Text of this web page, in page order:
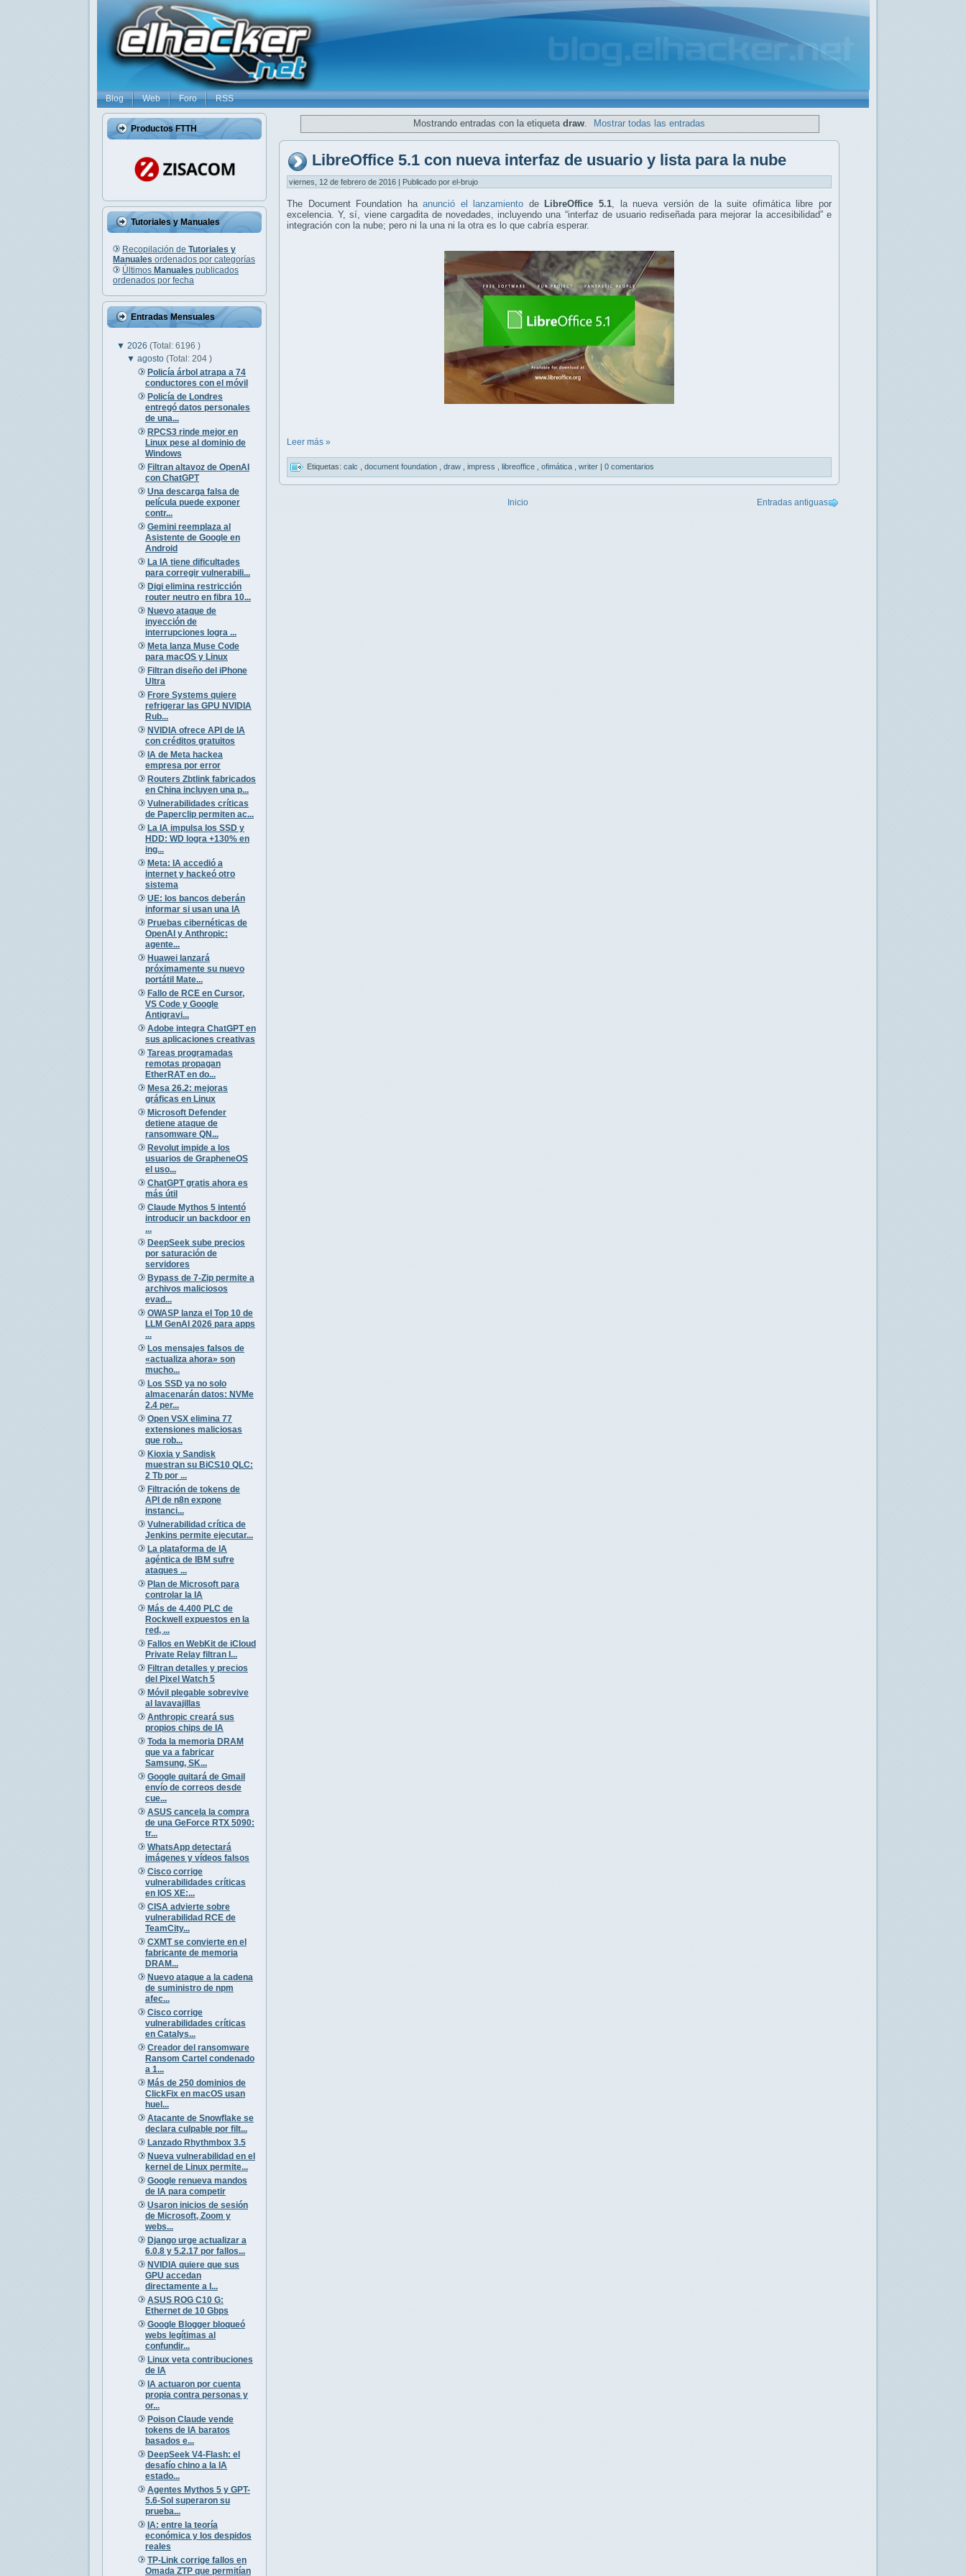
Blog Web Foro RSS
Productos FTTH
Tutoriales y Manuales
Recopilación de Tutoriales y
Manuales ordenados por categorías
Últimos Manuales publicados
ordenados por fecha
Entradas Mensuales
▼ 2026 (Total: 6196 )
▼agosto(Total: 204 )
Policía árbol atrapa a 74
conductores con el móvil
Policía de Londres
entregó datos personales
de una...
RPCS3 rinde mejor en
Linux pese al dominio de
Windows
Filtran altavoz de OpenAI
con ChatGPT
Una descarga falsa de
película puede exponer
contr...
Gemini reemplaza al
Asistente de Google en
Android
La IA tiene dificultades
para corregir vulnerabili...
Digi elimina restricción
router neutro en fibra 10...
Nuevo ataque de
inyección de
interrupciones logra ...
Meta lanza Muse Code
para macOS y Linux
Filtran diseño del iPhone
Ultra
Frore Systems quiere
refrigerar las GPU NVIDIA
Rub...
NVIDIA ofrece API de IA
con créditos gratuitos
IA de Meta hackea
empresa por error
Routers Zbtlink fabricados
en China incluyen una p...
Vulnerabilidades críticas
de Paperclip permiten ac...
La IA impulsa los SSD y
HDD: WD logra +130% en
ing...
Meta: IA accedió a
internet y hackeó otro
sistema
UE: los bancos deberán
informar si usan una IA
Pruebas cibernéticas de
OpenAI y Anthropic:
agente...
Huawei lanzará
próximamente su nuevo
portátil Mate...
Fallo de RCE en Cursor,
VS Code y Google
Antigravi...
Adobe integra ChatGPT en
sus aplicaciones creativas
Tareas programadas
remotas propagan
EtherRAT en do...
Mesa 26.2: mejoras
gráficas en Linux
Microsoft Defender
detiene ataque de
ransomware QN...
Revolut impide a los
usuarios de GrapheneOS
el uso...
ChatGPT gratis ahora es
más útil
Claude Mythos 5 intentó
introducir un backdoor en
...
DeepSeek sube precios
por saturación de
servidores
Bypass de 7-Zip permite a
archivos maliciosos
evad...
OWASP lanza el Top 10 de
LLM GenAI 2026 para apps
...
Los mensajes falsos de
«actualiza ahora» son
mucho...
Los SSD ya no solo
almacenarán datos: NVMe
2.4 per...
Open VSX elimina 77
extensiones maliciosas
que rob...
Kioxia y Sandisk
muestran su BiCS10 QLC:
2 Tb por ...
Filtración de tokens de
API de n8n expone
instanci...
Vulnerabilidad crítica de
Jenkins permite ejecutar...
La plataforma de IA
agéntica de IBM sufre
ataques ...
Plan de Microsoft para
controlar la IA
Más de 4.400 PLC de
Rockwell expuestos en la
red, ...
Fallos en WebKit de iCloud
Private Relay filtran I...
Filtran detalles y precios
del Pixel Watch 5
Móvil plegable sobrevive
al lavavajillas
Anthropic creará sus
propios chips de IA
Toda la memoria DRAM
que va a fabricar
Samsung, SK...
Google quitará de Gmail
envío de correos desde
cue...
ASUS cancela la compra
de una GeForce RTX 5090:
tr...
WhatsApp detectará
imágenes y vídeos falsos
Cisco corrige
vulnerabilidades críticas
en IOS XE:...
CISA advierte sobre
vulnerabilidad RCE de
TeamCity...
CXMT se convierte en el
fabricante de memoria
DRAM...
Nuevo ataque a la cadena
de suministro de npm
afec...
Cisco corrige
vulnerabilidades críticas
en Catalys...
Creador del ransomware
Ransom Cartel condenado
a 1...
Más de 250 dominios de
ClickFix en macOS usan
huel...
Atacante de Snowflake se
declara culpable por filt...
Lanzado Rhythmbox 3.5
Nueva vulnerabilidad en el
kernel de Linux permite...
Google renueva mandos
de IA para competir
Usaron inicios de sesión
de Microsoft, Zoom y
webs...
Django urge actualizar a
6.0.8 y 5.2.17 por fallos...
NVIDIA quiere que sus
GPU accedan
directamente a l...
ASUS ROG C10 G:
Ethernet de 10 Gbps
Google Blogger bloqueó
webs legítimas al
confundir...
Linux veta contribuciones
de IA
IA actuaron por cuenta
propia contra personas y
or...
Poison Claude vende
tokens de IA baratos
basados e...
DeepSeek V4-Flash: el
desafío chino a la IA
estado...
Agentes Mythos 5 y GPT-
5.6-Sol superaron su
prueba...
IA: entre la teoría
económica y los despidos
reales
TP-Link corrige fallos en
Omada ZTP que permitían
Mostrando entradas con la etiqueta draw. Mostrar todas las entradas
LibreOffice 5.1 con nueva interfaz de usuario y lista para la nube
viernes, 12 de febrero de 2016 | Publicado por el-brujo
The Document Foundation haanunció el lanzamiento de LibreOffice 5.1 , la nueva versión de la suite ofimática libre por
excelencia. Y, sí, viene cargadita de novedades, incluyendo una “interfaz de usuario rediseñada para mejorar la accesibilidad” e
integración con la nube; pero ni la una ni la otra es lo que cabría esperar.
Leer más »
Etiquetas: calc document foundation draw impress libreoffice ofimática writer | 0 comentarios
Entradas antiguas
Inicio